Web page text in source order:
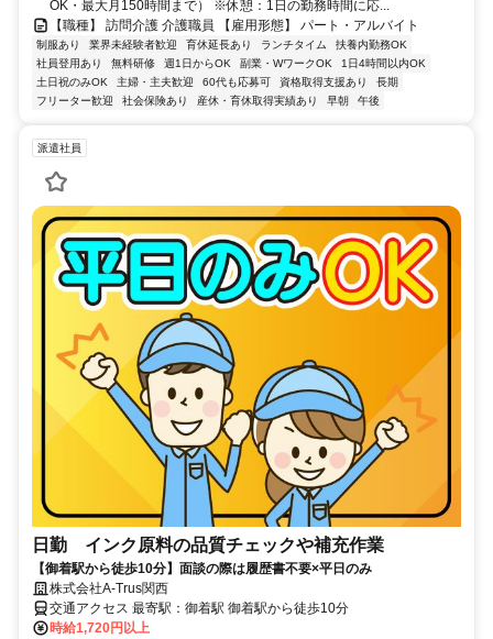
OK・最大月150時間まで） ※休憩：1日の勤務時間に応...
【職種】 訪問介護 介護職員 【雇用形態】 パート・アルバイト
制服あり 業界未経験者歓迎 育休延長あり ランチタイム
扶養内勤務OK
社員登用あり
無料研修 週1日からOK 副業・WワークOK
1日4時間以内OK
土日祝のみOK
主婦・主夫歓迎 60代も応募可 資格取得支援あり
長期
フリーター歓迎
社会保険あり 産休・育休取得実績あり 早朝 午後
派遣社員
日勤 インク原料の品質チェックや補充作業
【御着駅から徒歩10分】面談の際は履歴書不要×平日のみ
株式会社A-Trus関西
交通アクセス 最寄駅：御着駅 御着駅から徒歩10分
時給1,720円以上